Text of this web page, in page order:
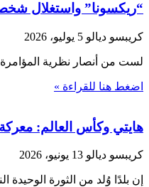
“ريكسونا” واستغلال
كريبسو ديالو 5 يوليو، 2026
لست من أنصار نظرية
اضغط هنا للقراءة »
هايتي وكأس العالم:
كريبسو ديالو 13 يونيو، 2026
إن بلدًا وُلد من الثورة